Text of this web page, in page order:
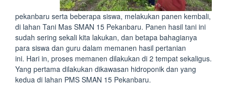
pekanbaru serta beberapa siswa, melakukan panen kembali,
di lahan Tani Mas SMAN 15 Pekanbaru. Panen hasil tani ini
sudah sering sekali kita lakukan, dan betapa bahagianya
para siswa dan guru dalam memanen hasil pertanian
ini. Hari in, proses memanen dilakukan di 2 tempat sekaligus.
Yang pertama dilakukan dikawasan hidroponik dan yang
kedua di lahan PMS SMAN 15 Pekanbaru.